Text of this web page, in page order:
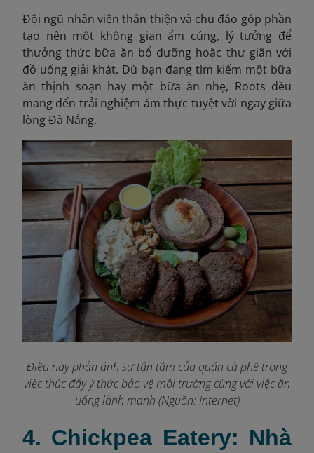
Đội ngũ nhân viên thân thiện và chu đáo góp phần
tạo nên một không gian ấm cúng, lý tưởng để
thưởng thức bữa ăn bổ dưỡng hoặc thư giãn với
đồ uống giải khát. Dù bạn đang tìm kiếm một bữa
ăn thịnh soạn hay một bữa ăn nhẹ, Roots đều
mang đến trải nghiệm ẩm thực tuyệt vời ngay giữa
lòng Đà Nẵng.
Điều này phản ánh sự tận tâm của quán cà phê trong
việc thúc đẩy ý thức bảo vệ môi trường cùng với việc ăn
uống lành mạnh (Nguồn: Internet)
4. Chickpea Eatery: Nhà